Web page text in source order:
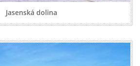
Jasenská dolina